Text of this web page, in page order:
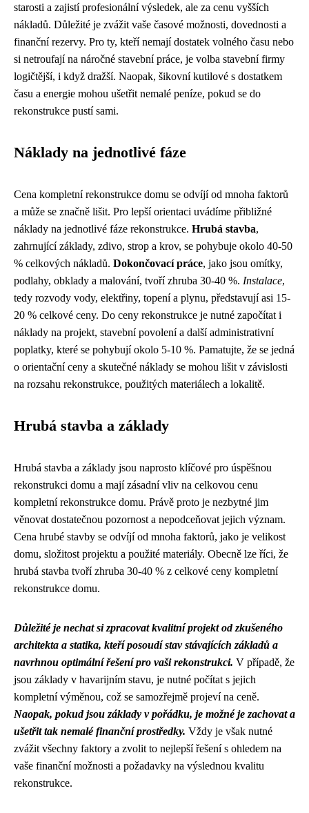
starosti a zajistí profesionální výsledek, ale za cenu vyšších
nákladů. Důležité je zvážit vaše časové možnosti, dovednosti a
finanční rezervy. Pro ty, kteří nemají dostatek volného času nebo
si netroufají na náročné stavební práce, je volba stavební firmy
logičtější, i když dražší. Naopak, šikovní kutilové s dostatkem
času a energie mohou ušetřit nemalé peníze, pokud se do
rekonstrukce pustí sami.
Náklady na jednotlivé fáze
Cena kompletní rekonstrukce domu se odvíjí od mnoha faktorů
a může se značně lišit. Pro lepší orientaci uvádíme přibližné
náklady na jednotlivé fáze rekonstrukce. Hrubá stavba,
zahrnující základy, zdivo, strop a krov, se pohybuje okolo 40-50
% celkových nákladů. Dokončovací práce, jako jsou omítky,
podlahy, obklady a malování, tvoří zhruba 30-40 %. Instalace,
tedy rozvody vody, elektřiny, topení a plynu, představují asi 15-
20 % celkové ceny. Do ceny rekonstrukce je nutné započítat i
náklady na projekt, stavební povolení a další administrativní
poplatky, které se pohybují okolo 5-10 %. Pamatujte, že se jedná
o orientační ceny a skutečné náklady se mohou lišit v závislosti
na rozsahu rekonstrukce, použitých materiálech a lokalitě.
Hrubá stavba a základy
Hrubá stavba a základy jsou naprosto klíčové pro úspěšnou
rekonstrukci domu a mají zásadní vliv na celkovou cenu
kompletní rekonstrukce domu. Právě proto je nezbytné jim
věnovat dostatečnou pozornost a nepodceňovat jejich význam.
Cena hrubé stavby se odvíjí od mnoha faktorů, jako je velikost
domu, složitost projektu a použité materiály. Obecně lze říci, že
hrubá stavba tvoří zhruba 30-40 % z celkové ceny kompletní
rekonstrukce domu.
Důležité je nechat si zpracovat kvalitní projekt od zkušeného
architekta a statika, kteří posoudí stav stávajících základů a
navrhnou optimální řešení pro vaši rekonstrukci. V případě, že
jsou základy v havarijním stavu, je nutné počítat s jejich
kompletní výměnou, což se samozřejmě projeví na ceně.
Naopak, pokud jsou základy v pořádku, je možné je zachovat a
ušetřit tak nemalé finanční prostředky. Vždy je však nutné
zvážit všechny faktory a zvolit to nejlepší řešení s ohledem na
vaše finanční možnosti a požadavky na výslednou kvalitu
rekonstrukce.